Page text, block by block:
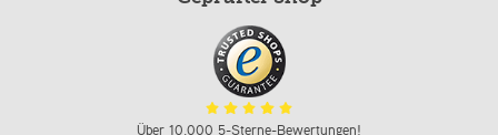
Über 10.000 5-Sterne-Bewertungen!